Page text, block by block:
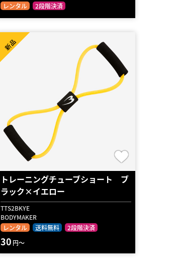
レンタル
2段階決済
トレーニングチューブショート ブ
ラック×イエロー
TTS2BKYE
BODYMAKER
レンタル
送料無料 2段階決済
新品
30 円～